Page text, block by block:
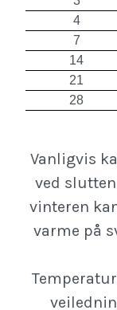
4
7
14
21
28
Vanligvis
ved
vinteren
varme på